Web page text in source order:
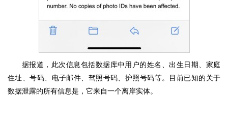
据报道，此次信息包括数据库中用户的姓名、出生日期、家庭
住址、号码、电子邮件、驾照号码、护照号码等。目前已知的关于
数据泄露的所有信息是，它来自一个离岸实体。